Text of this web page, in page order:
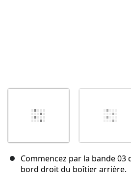
Commencez par la bande 03
bord droit du boîtier arrière.